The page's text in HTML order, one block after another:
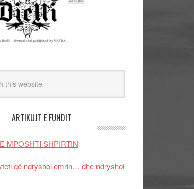
ARTIKUJT E FUNDIT
MPOSHTI SHPIRTIN
që ndryshoi emrin… dhe ndryshoi